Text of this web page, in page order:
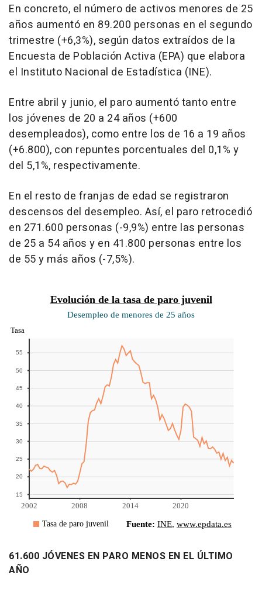
En concreto, el número de activos menores de 25
años aumentó en 89.200 personas en el segundo
trimestre (+6,3%), según datos extraídos de la
Encuesta de Población Activa (EPA) que elabora
el Instituto Nacional de Estadística (INE).
Entre abril y junio, el paro aumentó tanto entre
los jóvenes de 20 a 24 años (+600
desempleados), como entre los de 16 a 19 años
(+6.800), con repuntes porcentuales del 0,1% y
del 5,1%, respectivamente.
En el resto de franjas de edad se registraron
descensos del desempleo. Así, el paro retrocedió
en 271.600 personas (-9,9%) entre las personas
de 25 a 54 años y en 41.800 personas entre los
de 55 y más años (-7,5%).
61.600 JÓVENES EN PARO MENOS EN EL ÚLTIMO
AÑO